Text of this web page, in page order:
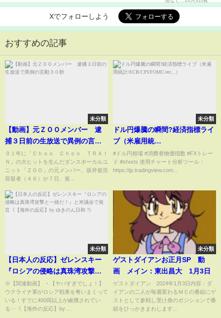
Xでフォローしよう
おすすめの記事
未分類
【動画】元ＺＯＯメンバー 逮
捕３日前の生放送で異例の言動
３０秒
９１年に「Ｃｈｏｏ Ｃｈｏｏ ＴＲＡＩ
Ｎ」の大ヒットを生んだダンスボーカルユ
ニット「ＺＯＯ」の元メンバー、坂井­俊浩
容疑者（４６）が７日、覚...
未分類
ドル円爆騰の瞬間?経済指標ライ
ブ（米雇用統
計/ECB/CPI/FOMC/etc...）
#ドル円相場 #消費者物価指数 #FXトレー
ド #shorts 使用チャート分析ツール：
https://jp.tradingview.com...
未分類
【日本人の反応】ゼレンスキー
『ロシアの侵略は真珠湾攻撃と
一緒だ！』と米議会で発言
《【海外の反応】by ゆきのん日
和 ?》
※【関連動画】 ・【ヤバすぎでしょ！】
ウクライナ軍がロシア戦車を奪いまくって
いる！すでに400両以上が鹵獲されてい
る‥《【海外の反応】by ...
未分類
ゲストダイアンお正月SP 動
画 メイン：東出昌大 1月3日
ゲストダイアン 2024年1月3日内容：ダ
イアンの二人が毎週変わるＭＣの番組にゲ
ストとして参戦し受け身のポジションで番
組をひっかきまわします...